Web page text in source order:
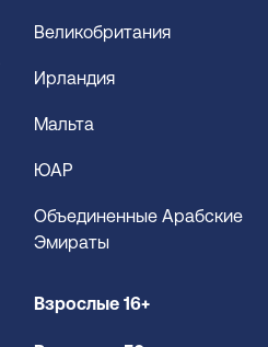
Великобритания
Ирландия
Мальта
ЮАР
Объединенные Арабские
Эмираты
Взрослые 16+